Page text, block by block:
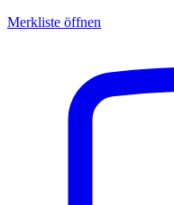
Merkliste öffnen